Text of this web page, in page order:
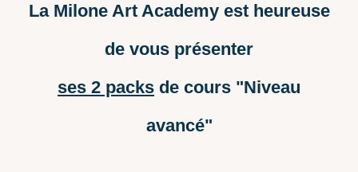
La Milone Art Academy est heureuse
de vous présenter
ses 2 packs de cours "Niveau
avancé"